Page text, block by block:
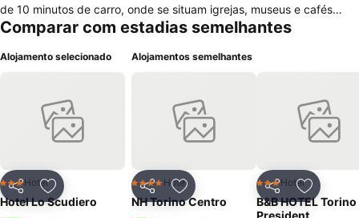
de 10 minutos de carro, onde se situam igrejas, museus e cafés
históricos. Possui ar condicionado em todo o edifício,restaurante,
cartões de crédito, animais, garagem. O pequeno almoço é servido
Comparar com estadias semelhantes
Alojamento selecionado
PartilharAdicionar aos favoritos
3 Estrelas
Hotel
Hotel Lo Scudiero
Alojamentos semelhantes
PartilharAdicionar aos favoritos
4 EstrelasHotel
NH Torino Centro
Partilhar
3 Estrelas
Hotel
B&B HOTEL Torino
President